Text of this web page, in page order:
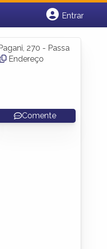
Entrar
270 - Passa
Endereço
Comente